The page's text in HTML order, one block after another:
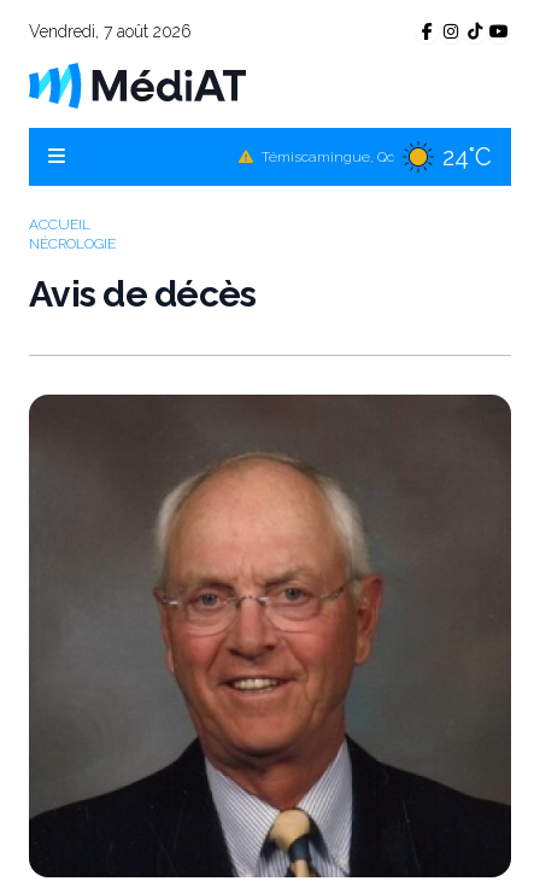
Vendredi, 7 août 2026
24°C
La Sarre, Qc 24°C
ACCUEIL
NÉCROLOGIE
Avis de décès